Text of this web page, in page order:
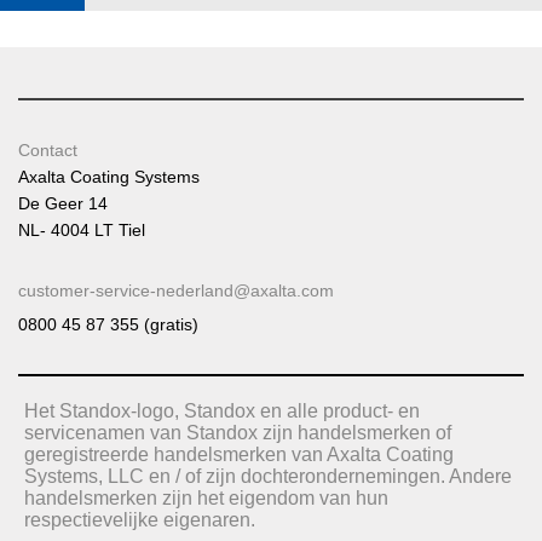
Contact
Axalta Coating Systems
De Geer 14
NL- 4004 LT Tiel
customer-service-nederland@axalta.com
0800 45 87 355 (gratis)
Het Standox-logo, Standox en alle product- en
servicenamen van Standox zijn handelsmerken of
geregistreerde handelsmerken van Axalta Coating
Systems, LLC en / of zijn dochterondernemingen. Andere
handelsmerken zijn het eigendom van hun
respectievelijke eigenaren.